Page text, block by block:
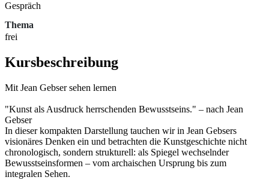
Gespräch
Thema
frei
Kursbeschreibung
Mit Jean Gebser sehen lernen
"Kunst als Ausdruck herrschenden Bewusstseins." – nach Jean
Gebser
In dieser kompakten Darstellung tauchen wir in Jean Gebsers
visionäres Denken ein und betrachten die Kunstgeschichte nicht
chronologisch, sondern strukturell: als Spiegel wechselnder
Bewusstseinsformen – vom archaischen Ursprung bis zum
integralen Sehen.